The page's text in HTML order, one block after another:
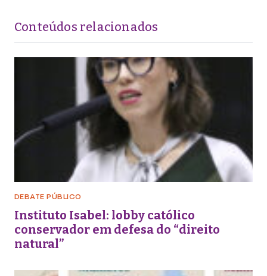
Conteúdos relacionados
DEBATE PÚBLICO
Instituto Isabel: lobby católico
conservador em defesa do “direito
natural”